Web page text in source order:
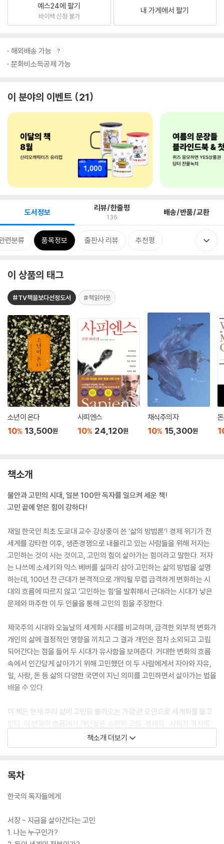
예스24에 팔기
바이백 신청 불가
내 가게에서 팔기
해외배송 가능
문화비소득공제 가능
이 분야의 이벤트 21
도서정보 리뷰/한줄평
136 배송/반품/교환
련분류 품목정보 출판사 리뷰 추천평
이 상품의 태그
#TV책을보다선정도서 #책읽아웃
소년이 온다
10% 13,500원
사피엔스
10% 24,120원
채식주의자
10% 15,300원
책소개
불안과 고민의 시대, 일본 100만 독자를 일으켜 세운 책!
고민 끝에 얻은 힘이 강하다!
재일 한국인 최초 도쿄대 교수 강상중이 쓴 ‘삶의 방법론’! 경제 위기가 전
세계를 강타한 이후, 생존경쟁으로 내몰리고 있는 사람들을 위해 저자는
고민하는 것이 사는 것이고, 고민의 힘이 살아가는 힘이라고 말한다. 저자
는 나쓰메 소세키와 막스 베버를 실마리 삼아 고민하는 삶의 방법을 설명
하는데, 100년 전 근대가 본격적으로 개막될 무렵 급격하게 변화하는 시
대의 흐름에 따르지 않고 ‘고민하는 힘’을 발휘해서 근대라는 시대가 낳은
문제와 마주한 이 두 인물을 통해 고민의 힘을 주장한다.
제국주의 시대와 오늘날의 세계화 시대를 비교하며, 급격한 외부적 변화가
개인의 삶에 결정적인 영향을 끼치고 그 결과 개인은 점차 소외되고 고립
되어간다는 점을 들어 두 시대가 유사함을 보여준다. 거대한 변화의 흐름
속에서 인간답게 살아가기 위해 고민했던 이 두 사람에게서 자아와 자유,
일, 사랑, 돈 등 삶의 다양한 국면이 지닌 의미를 고민하면서 살아가는 법을
배울 수 있다.
이 책은 현재 우리 삶에 고민을 불러오는 가장 큰 요인으로 세계화를 들고
있다. 이 변화의 흐름에서 개인들은 소외와 고립, 경제적 · 사회적 격차를
겪고 있는데, 이러한 현실이 야기하는 고민에서 어떻게 벗어날 것인지, 또
는 이 고민과 함께 어떻게 살아가야 하는지를 아홉 가지 질문을 통해 살펴
책소개 더보기
목차
한국의 독자들에게
서장 - 지금을 살아간다는 고민
1. 나는 누구인가?